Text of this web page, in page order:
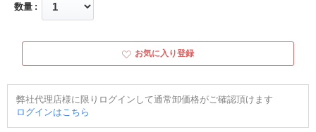
数量
お気に入り登録
弊社代理店様に限りログインして通常卸価格がご確認頂けます
ログインはこちら